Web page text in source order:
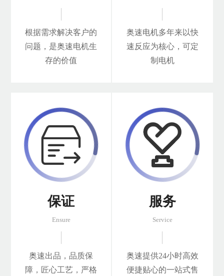
根据需求解决客户的
问题，是奥速电机生
存的价值
奥速电机多年来以快
速反应为核心，可定
制电机

保证
Ensure
奥速出品，品质保
障，匠心工艺，严格

服务
Service
奥速提供24小时高效
便捷贴心的一站式售